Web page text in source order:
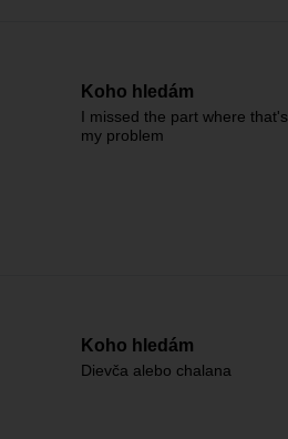
Koho hledám
I missed the part where that's
my problem
Koho hledám
Dievča alebo chalana